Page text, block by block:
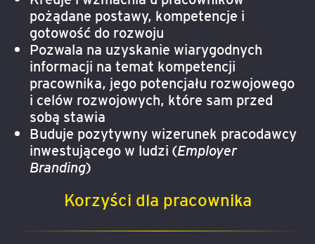
pożądane postawy, kompetencje i
gotowość do rozwoju
Pozwala na uzyskanie wiarygodnych
informacji na temat kompetencji
pracownika, jego potencjału rozwojowego
i celów rozwojowych, które sam przed
sobą stawia
Buduje pozytywny wizerunek pracodawcy
inwestującego w ludzi (Employer
Branding)
Korzyści dla pracownika